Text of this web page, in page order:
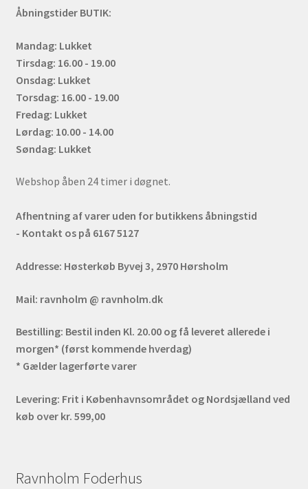
Åbningstider BUTIK:
Mandag: Lukket
Tirsdag: 16.00 - 19.00
Onsdag: Lukket
Torsdag: 16.00 - 19.00
Fredag: Lukket
Lørdag: 10.00 - 14.00
Søndag: Lukket
Webshop åben 24 timer i døgnet.
Afhentning af varer uden for butikkens åbningstid
- Kontakt os på 6167 5127
Addresse: Høsterkøb Byvej 3, 2970 Hørsholm
Mail: ravnholm @ ravnholm.dk
Bestilling: Bestil inden Kl. 20.00 og få leveret allerede i
morgen* (først kommende hverdag)
* Gælder lagerførte varer
Levering: Frit i Københavnsområdet og Nordsjælland ved
køb over kr. 599,00
Ravnholm Foderhus